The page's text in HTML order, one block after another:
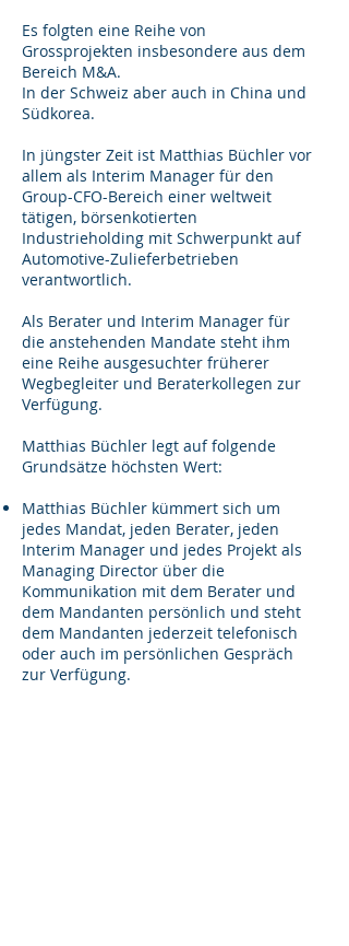
Es folgten eine Reihe von
Grossprojekten insbesondere aus dem
Bereich M&A.
In der Schweiz aber auch in China und
Südkorea.
In jüngster Zeit ist Matthias Büchler vor
allem als Interim Manager für den
Group-CFO-Bereich einer weltweit
tätigen, börsenkotierten
Industrieholding mit Schwerpunkt auf
Automotive-Zulieferbetrieben
verantwortlich.
Als Berater und Interim Manager für
die anstehenden Mandate steht ihm
eine Reihe ausgesuchter früherer
Wegbegleiter und Beraterkollegen zur
Verfügung.
Matthias Büchler legt auf folgende
Grundsätze höchsten Wert:
Matthias Büchler kümmert sich um
jedes Mandat, jeden Berater, jeden
Interim Manager und jedes Projekt als
Managing Director über die
Kommunikation mit dem Berater und
dem Mandanten persönlich und steht
dem Mandanten jederzeit telefonisch
oder auch im persönlichen Gespräch
zur Verfügung.